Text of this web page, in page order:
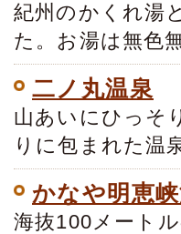
紀州のかくれ湯
た。お湯は無色
二ノ丸温泉
山あいにひっそ
りに包まれた温
かなや明恵
海抜100メート